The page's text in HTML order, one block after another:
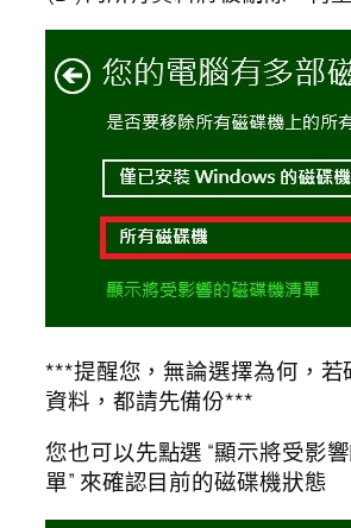
***提醒您，無論選擇為何，若
資料，都請先備份***
您也可以先點選 “顯示將受影
單” 來確認目前的磁碟機狀態